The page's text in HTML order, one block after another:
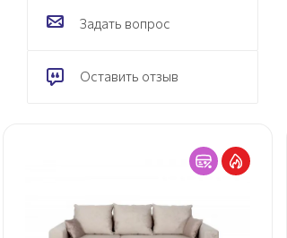
Задать вопрос
Оставить отзыв